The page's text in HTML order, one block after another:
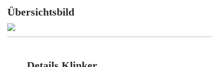
Übersichtsbild